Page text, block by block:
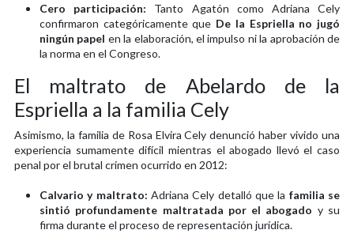
Cero participación: Tanto Agatón como Adriana Cely
confirmaron categóricamente que De la Espriella no jugó
ningún papel en la elaboración, el impulso ni la aprobación de
la norma en el Congreso.
El maltrato de Abelardo de la
Espriella a la familia Cely
Asimismo, la familia de Rosa Elvira Cely denunció haber vivido una
experiencia sumamente difícil mientras el abogado llevó el caso
penal por el brutal crimen ocurrido en 2012:
Calvario y maltrato: Adriana Cely detalló que la familia se
sintió profundamente maltratada por el abogado y su
firma durante el proceso de representación jurídica.